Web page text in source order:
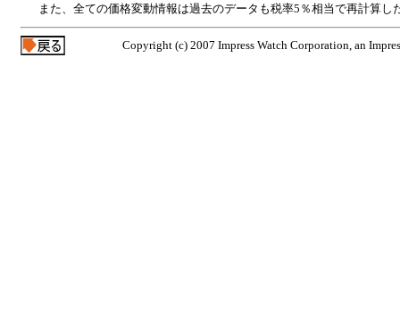
また、全ての価格変動情報は過去のデータも税率5％相当で再計算し
Copyright (c) 2007 Impress Watch Corporation, an